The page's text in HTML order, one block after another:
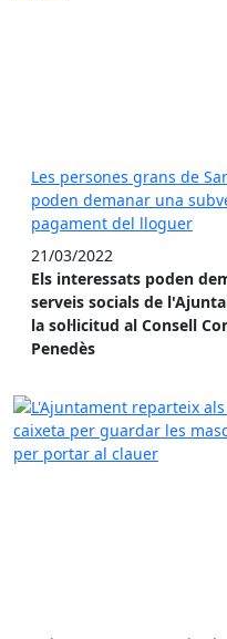
Les persones grans de
poden demanar una
pagament del lloguer
21/03/2022
Els interessats poden
serveis socials de
la sol·licitud al Consell
Penedès